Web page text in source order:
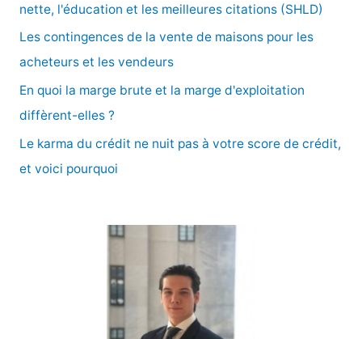
nette, l'éducation et les meilleures citations (SHLD)
Les contingences de la vente de maisons pour les
acheteurs et les vendeurs
En quoi la marge brute et la marge d'exploitation
diffèrent-elles ?
Le karma du crédit ne nuit pas à votre score de crédit,
et voici pourquoi